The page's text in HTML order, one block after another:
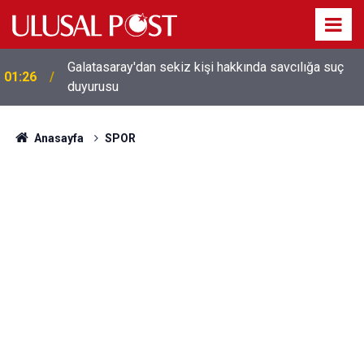
01:26
Galatasaray'dan sekiz kişi hakkında savcılığa suç
duyurusu
Anasayfa SPOR